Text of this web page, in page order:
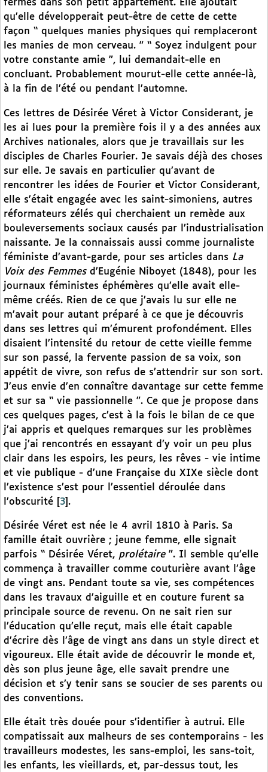
fermés dans son petit appartement. Elle ajoutait
qu’elle développerait peut-être de cette de cette
façon “ quelques manies physiques qui remplaceront
les manies de mon cerveau. ” “ Soyez indulgent pour
votre constante amie ”, lui demandait-elle en
concluant. Probablement mourut-elle cette année-là,
à la fin de l’été ou pendant l’automne.
Ces lettres de Désirée Véret à Victor Considerant, je
les ai lues pour la première fois il y a des années aux
Archives nationales, alors que je travaillais sur les
disciples de Charles Fourier. Je savais déjà des choses
sur elle. Je savais en particulier qu’avant de
rencontrer les idées de Fourier et Victor Considerant,
elle s’était engagée avec les saint-simoniens, autres
réformateurs zélés qui cherchaient un remède aux
bouleversements sociaux causés par l’industrialisation
naissante. Je la connaissais aussi comme journaliste
féministe d’avant-garde, pour ses articles dans La
Voix des Femmesd’Eugénie Niboyet (1848), pour les
journaux féministes éphémères qu’elle avait elle-
même créés. Rien de ce que j’avais lu sur elle ne
m’avait pour autant préparé à ce que je découvris
dans ses lettres qui m’émurent profondément. Elles
disaient l’intensité du retour de cette vieille femme
sur son passé, la fervente passion de sa voix, son
appétit de vivre, son refus de s’attendrir sur son sort.
J’eus envie d’en connaître davantage sur cette femme
et sur sa “ vie passionnelle ”. Ce que je propose dans
ces quelques pages, c’est à la fois le bilan de ce que
j’ai appris et quelques remarques sur les problèmes
que j’ai rencontrés en essayant d’y voir un peu plus
clair dans les espoirs, les peurs, les rêves - vie intime
et vie publique - d’une Française du XIXe siècle dont
l’existence s’est pour l’essentiel déroulée dans
l’obscurité
3 .
Désirée Véret est née le 4 avril 1810 à Paris. Sa
famille était ouvrière ; jeune femme, elle signait
parfois “ Désirée Véret, prolétaire”. Il semble qu’elle
commença à travailler comme couturière avant l’âge
de vingt ans. Pendant toute sa vie, ses compétences
dans les travaux d’aiguille et en couture furent sa
principale source de revenu. On ne sait rien sur
l’éducation qu’elle reçut, mais elle était capable
d’écrire dès l’âge de vingt ans dans un style direct et
vigoureux. Elle était avide de découvrir le monde et,
dès son plus jeune âge, elle savait prendre une
décision et s’y tenir sans se soucier de ses parents ou
des conventions.
Elle était très douée pour s’identifier à autrui. Elle
compatissait aux malheurs de ses contemporains - les
travailleurs modestes, les sans-emploi, les sans-toit,
les enfants, les vieillards, et, par-dessus tout, les